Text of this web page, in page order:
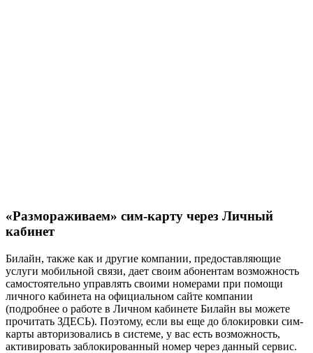
«Размораживаем» сим-карту через Личный
кабинет
Билайн, также как и другие компании, предоставляющие
услуги мобильной связи, дает своим абонентам возможность
самостоятельно управлять своими номерами при помощи
личного кабинета на официальном сайте компании
(подробнее о работе в Личном кабинете Билайн вы можете
прочитать ЗДЕСЬ). Поэтому, если вы еще до блокировки сим-
карты авторизовались в системе, у вас есть возможность,
активировать заблокированный номер через данный сервис.